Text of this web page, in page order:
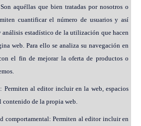
aquéllas que bien tratadas por nosotros o
cuantificar el número de usuarios y así
estadístico de la utilización que hacen
web. Para ello se analiza su navegación en
el fin de mejorar la oferta de productos o
Permiten al editor incluir en la web, espacios
contenido de la propia web.
comportamental: Permiten al editor incluir en